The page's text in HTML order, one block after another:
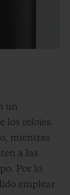
un
los relojes.
mientras
a las
Por lo
emplear